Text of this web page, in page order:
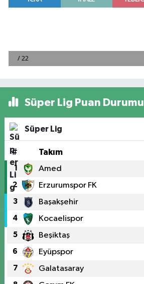
Süper Lig Puan Durumu
Süper Lig
# Takım
1 Amed
2 Erzurumspor FK
3 Başakşehir
4 Kocaelispor
5 Beşiktaş
6 Eyüpspor
7 Galatasaray